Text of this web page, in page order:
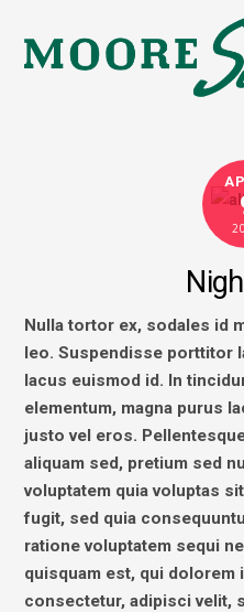
Nulla tortor ex, sodales id
leo. Suspendisse porttitor
lacus euismod id. In
elementum, magna purus
justo vel eros.
aliquam sed, pretium sed
voluptatem quia voluptas
fugit, sed quia
ratione voluptatem sequi
quisquam est, qui dolorem
consectetur, adipisci velit,